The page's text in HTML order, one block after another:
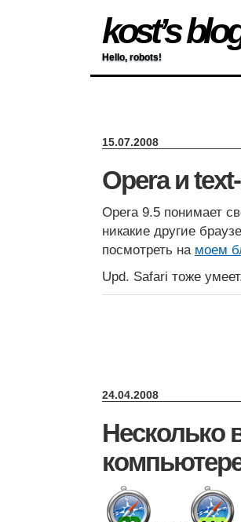
kost’s
Hello, robots!
15.07.2008
Opera и
Opera 9.5 понимает
никакие другие
посмотреть на моем
Upd. Safari тоже
24.04.2008
Несколько